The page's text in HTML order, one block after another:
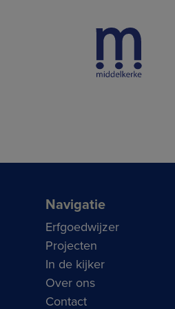
Navigatie
Erfgoedwijzer
Projecten
In de kijker
Over ons
Contact